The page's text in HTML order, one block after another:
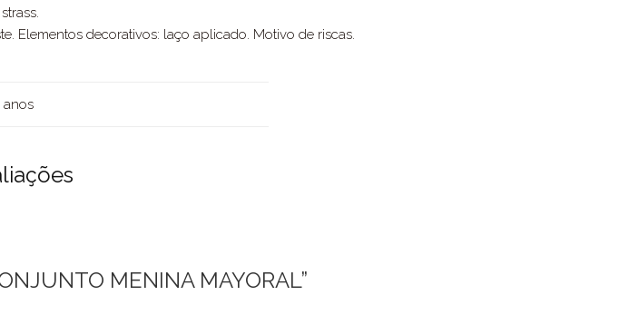
Elementos decorativos: laço aplicado. Motivo de riscas.
anos
MENINA MAYORAL”